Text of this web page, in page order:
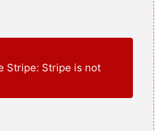
Stripe: Stripe is not